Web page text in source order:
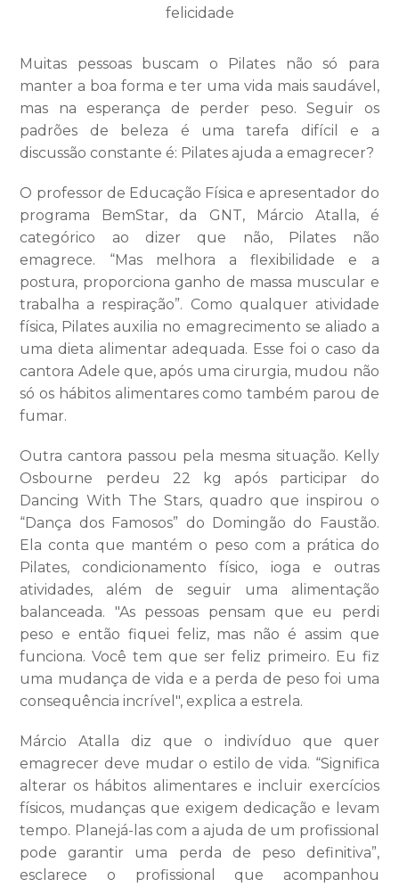
felicidade
Muitas pessoas buscam o Pilates não só para
manter a boa forma e ter uma vida mais saudável,
mas na esperança de perder peso. Seguir os
padrões de beleza é uma tarefa difícil e a
discussão constante é: Pilates ajuda a emagrecer?
O professor de Educação Física e apresentador do
programa BemStar, da GNT, Márcio Atalla, é
categórico ao dizer que não, Pilates não
emagrece. “Mas melhora a flexibilidade e a
postura, proporciona ganho de massa muscular e
trabalha a respiração”. Como qualquer atividade
física, Pilates auxilia no emagrecimento se aliado a
uma dieta alimentar adequada. Esse foi o caso da
cantora Adele que, após uma cirurgia, mudou não
só os hábitos alimentares como também parou de
fumar.
Outra cantora passou pela mesma situação. Kelly
Osbourne perdeu 22 kg após participar do
Dancing With The Stars, quadro que inspirou o
“Dança dos Famosos” do Domingão do Faustão.
Ela conta que mantém o peso com a prática do
Pilates, condicionamento físico, ioga e outras
atividades, além de seguir uma alimentação
balanceada. "As pessoas pensam que eu perdi
peso e então fiquei feliz, mas não é assim que
funciona. Você tem que ser feliz primeiro. Eu fiz
uma mudança de vida e a perda de peso foi uma
consequência incrível", explica a estrela.
Márcio Atalla diz que o indivíduo que quer
emagrecer deve mudar o estilo de vida. “Significa
alterar os hábitos alimentares e incluir exercícios
físicos, mudanças que exigem dedicação e levam
tempo. Planejá-las com a ajuda de um profissional
pode garantir uma perda de peso definitiva”,
esclarece o profissional que acompanhou